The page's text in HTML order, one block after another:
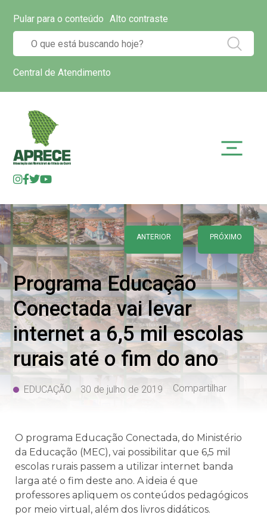
Pular para o conteúdo Alto contraste
Central de Atendimento
ANTERIOR PRÓXIMO
Programa Educação
Conectada vai levar
internet a 6,5 mil escolas
rurais até o fim do ano
EDUCAÇÃO 30 de julho de 2019 Compartilhar
O programa Educação Conectada, do Ministério
da Educação (MEC), vai possibilitar que 6,5 mil
escolas rurais passem a utilizar internet banda
larga até o fim deste ano. A ideia é que
professores apliquem os conteúdos pedagógicos
por meio virtual, além dos livros didáticos.